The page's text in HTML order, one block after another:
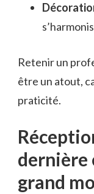
Retenir un
être un atout,
praticité.
dernière
grand